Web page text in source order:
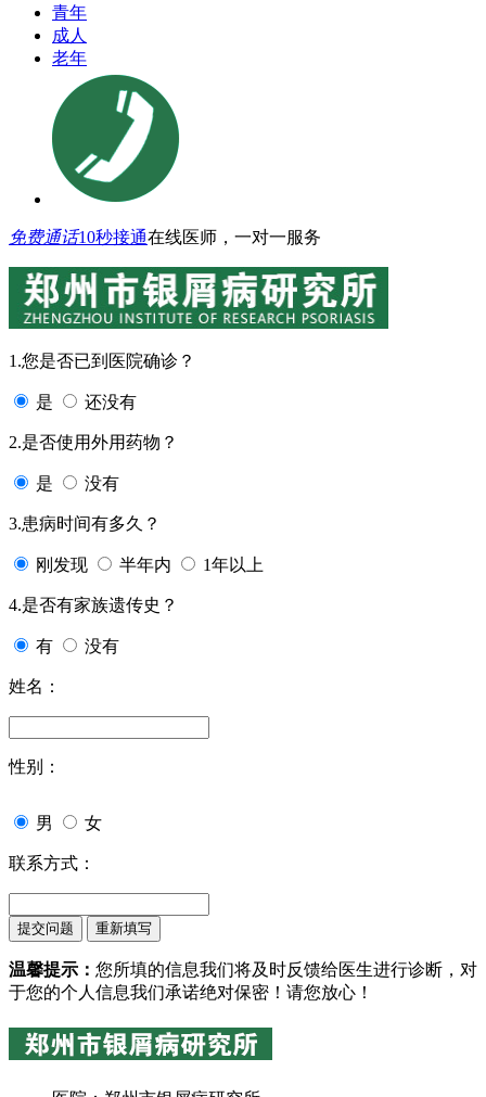
青年
成人
老年
免费通话10秒接通在线医师，一对一服务
1.您是否已到医院确诊？
是 还没有
2.是否使用外用药物？
是 没有
3.患病时间有多久？
刚发现 半年内 1年以上
4.是否有家族遗传史？
有 没有
姓名：
性别：
男 女
联系方式：
温馨提示： 您所填的信息我们将及时反馈给医生进行诊断，对
于您的个人信息我们承诺绝对保密！请您放心！